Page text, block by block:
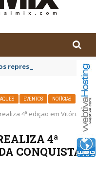
representam o Brasil no
EVENTOS NOTÍCIAS
4ª edição em Vitória
4ª
CONQUISTA